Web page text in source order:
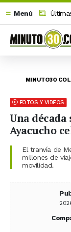
Menú
MINUTO30
FOTOS Y VIDEOS
Una
Ayacucho
El tranvía de
millones de
movilidad.